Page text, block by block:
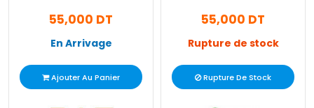
55,000 DT
En Arrivage
Ajouter Au Panier
55,000 DT
Rupture de stock
Rupture De Stock